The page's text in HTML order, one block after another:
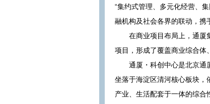
“集约式管理、多元化经营、
融机构及社会各界的联动，携
在商业项目布局上，通厦
项目，形成了覆盖商业综合体
通厦・科创中心是北京通
坐落于海淀区清河核心板块，
产业、生活配套于一体的综